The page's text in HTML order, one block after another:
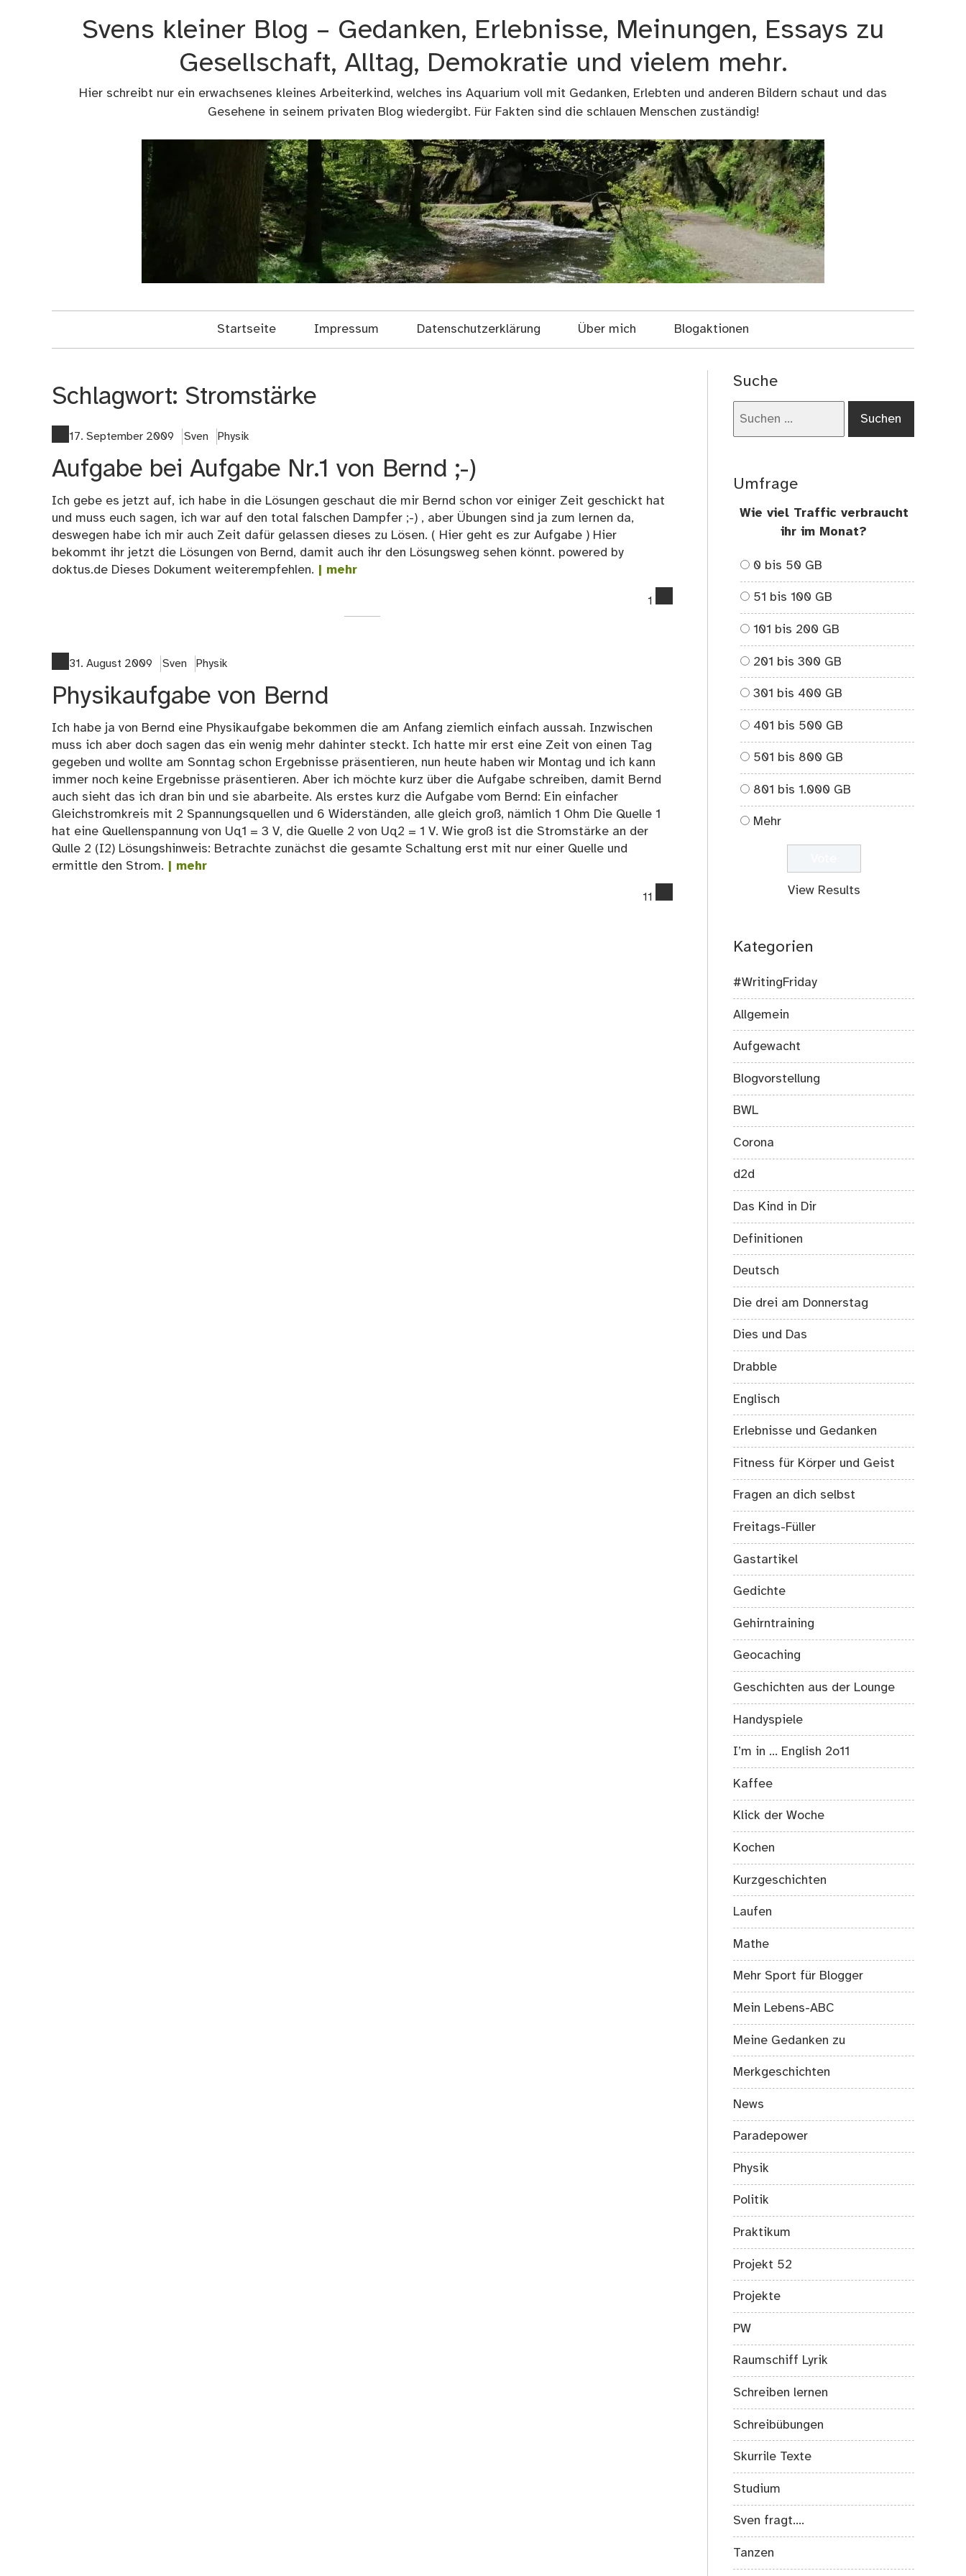
Svens kleiner Blog – Gedanken, Erlebnisse, Meinungen, Essays zu
Gesellschaft, Alltag, Demokratie und vielem mehr.
Hier schreibt nur ein erwachsenes kleines Arbeiterkind, welches ins Aquarium voll mit Gedanken, Erlebten und anderen Bildern schaut und das
Gesehene in seinem privaten Blog wiedergibt. Für Fakten sind die schlauen Menschen zuständig!
Startseite Impressum Datenschutzerklärung Über mich Blogaktionen
Schlagwort: Stromstärke
17. September 2009 Sven Physik
Aufgabe bei Aufgabe Nr.1 von Bernd ;-)
Ich gebe es jetzt auf, ich habe in die Lösungen geschaut die mir Bernd schon vor einiger Zeit geschickt hat
und muss euch sagen, ich war auf den total falschen Dampfer ;-) , aber Übungen sind ja zum lernen da,
deswegen habe ich mir auch Zeit dafür gelassen dieses zu Lösen. ( Hier geht es zur Aufgabe ) Hier
bekommt ihr jetzt die Lösungen von Bernd, damit auch ihr den Lösungsweg sehen könnt. powered by
doktus.de Dieses Dokument weiterempfehlen. | mehr
1
31. August 2009 Sven Physik
Physikaufgabe von Bernd
Ich habe ja von Bernd eine Physikaufgabe bekommen die am Anfang ziemlich einfach aussah. Inzwischen
muss ich aber doch sagen das ein wenig mehr dahinter steckt. Ich hatte mir erst eine Zeit von einen Tag
gegeben und wollte am Sonntag schon Ergebnisse präsentieren, nun heute haben wir Montag und ich kann
immer noch keine Ergebnisse präsentieren. Aber ich möchte kurz über die Aufgabe schreiben, damit Bernd
auch sieht das ich dran bin und sie abarbeite. Als erstes kurz die Aufgabe vom Bernd: Ein einfacher
Gleichstromkreis mit 2 Spannungsquellen und 6 Widerständen, alle gleich groß, nämlich 1 Ohm Die Quelle 1
hat eine Quellenspannung von Uq1 = 3 V, die Quelle 2 von Uq2 = 1 V. Wie groß ist die Stromstärke an der
Qulle 2 (I2) Lösungshinweis: Betrachte zunächst die gesamte Schaltung erst mit nur einer Quelle und
ermittle den Strom. | mehr
11
Suche
Umfrage
Wie viel Traffic verbraucht
ihr im Monat?
0 bis 50 GB
51 bis 100 GB
101 bis 200 GB
201 bis 300 GB
301 bis 400 GB
401 bis 500 GB
501 bis 800 GB
801 bis 1.000 GB
Mehr
View Results
Kategorien
#WritingFriday
Allgemein
Aufgewacht
Blogvorstellung
BWL
Corona
d2d
Das Kind in Dir
Definitionen
Deutsch
Die drei am Donnerstag
Dies und Das
Drabble
Englisch
Erlebnisse und Gedanken
Fitness für Körper und Geist
Fragen an dich selbst
Freitags-Füller
Gastartikel
Gedichte
Gehirntraining
Geocaching
Geschichten aus der Lounge
Handyspiele
I’m in … English 2o11
Kaffee
Klick der Woche
Kochen
Kurzgeschichten
Laufen
Mathe
Mehr Sport für Blogger
Mein Lebens-ABC
Meine Gedanken zu
Merkgeschichten
News
Paradepower
Physik
Politik
Praktikum
Projekt 52
Projekte
PW
Raumschiff Lyrik
Schreiben lernen
Schreibübungen
Skurrile Texte
Studium
Sven fragt….
Tanzen